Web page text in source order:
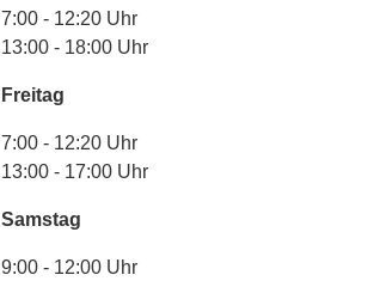
7:00 - 12:20 Uhr
13:00 - 18:00 Uhr
Freitag
7:00 - 12:20 Uhr
13:00 - 17:00 Uhr
Samstag
9:00 - 12:00 Uhr